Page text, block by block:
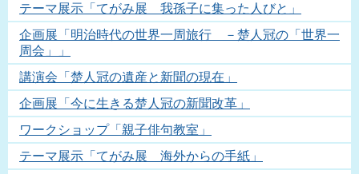
テーマ展示「てがみ展 我孫子に集った人びと」
企画展「明治時代の世界一周旅行 －楚人冠の「世界一
周会」」
講演会「楚人冠の遺産と新聞の現在」
企画展「今に生きる楚人冠の新聞改革」
ワークショップ「親子俳句教室」
テーマ展示「てがみ展 海外からの手紙」